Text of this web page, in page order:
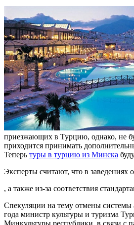
приезжающих в Турцию, однако, не
приходится принимать
Теперь туры в турцию из Минска
Эксперты считают, что в
, а также из-за соответствия
Спекуляции на тему отмены системы
года министр культуры и туризма